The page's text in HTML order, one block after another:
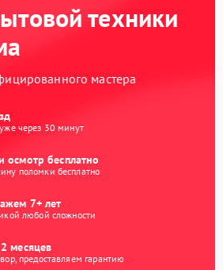
техники
мастера
через 30 минут
осмотр бесплатно
поломки бесплатно
7+ лет
любой сложности
месяцев
предоставляем гарантию